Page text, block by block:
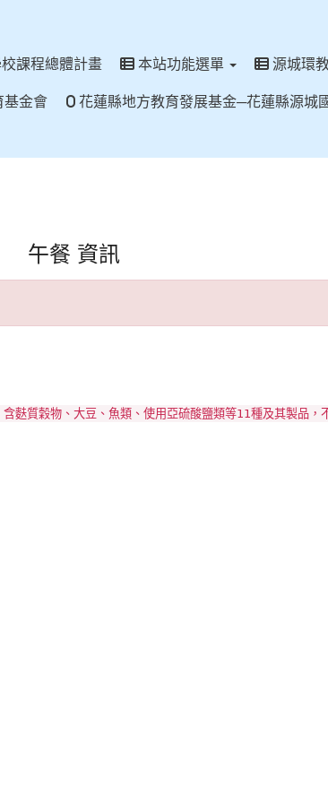
課程總體計畫 本站功能選單 源城環
基金會
花蓮縣地方教育發展基金─花蓮縣源城
午餐 資訊
麩質穀物、大豆、魚類、使用亞硫酸鹽類等11種及其製品，